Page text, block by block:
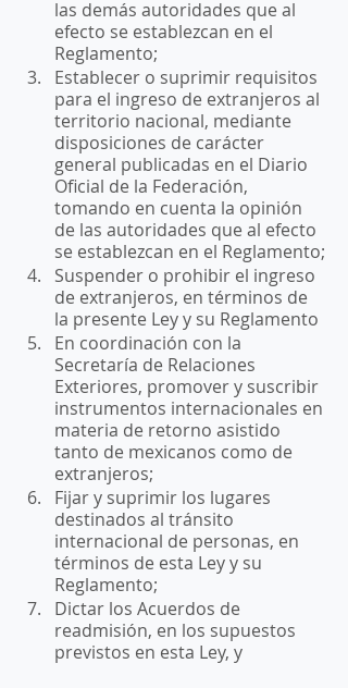
las demás autoridades que al
efecto se establezcan en el
Reglamento;
Establecer o suprimir requisitos
para el ingreso de extranjeros al
territorio nacional, mediante
disposiciones de carácter
general publicadas en el Diario
Oficial de la Federación,
tomando en cuenta la opinión
de las autoridades que al efecto
se establezcan en el Reglamento;
Suspender o prohibir el ingreso
de extranjeros, en términos de
la presente Ley y su Reglamento
En coordinación con la
Secretaría de Relaciones
Exteriores, promover y suscribir
instrumentos internacionales en
materia de retorno asistido
tanto de mexicanos como de
extranjeros;
Fijar y suprimir los lugares
destinados al tránsito
internacional de personas, en
términos de esta Ley y su
Reglamento;
Dictar los Acuerdos de
readmisión, en los supuestos
previstos en esta Ley, y